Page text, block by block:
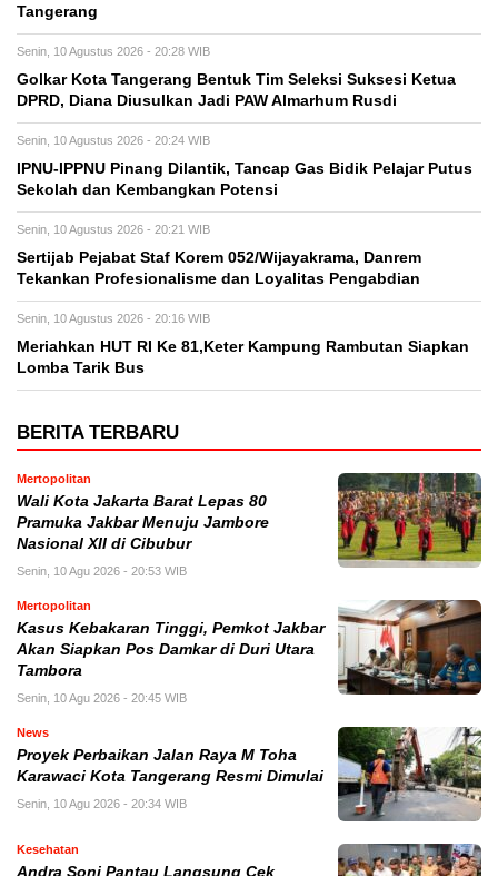
Tangerang
Senin, 10 Agustus 2026 - 20:28 WIB
Golkar Kota Tangerang Bentuk Tim Seleksi Suksesi Ketua
DPRD, Diana Diusulkan Jadi PAW Almarhum Rusdi
Senin, 10 Agustus 2026 - 20:24 WIB
IPNU-IPPNU Pinang Dilantik, Tancap Gas Bidik Pelajar Putus
Sekolah dan Kembangkan Potensi
Senin, 10 Agustus 2026 - 20:21 WIB
Sertijab Pejabat Staf Korem 052/Wijayakrama, Danrem
Tekankan Profesionalisme dan Loyalitas Pengabdian
Senin, 10 Agustus 2026 - 20:16 WIB
Meriahkan HUT RI Ke 81,Keter Kampung Rambutan Siapkan
Lomba Tarik Bus
BERITA TERBARU
Mertopolitan
Wali Kota Jakarta Barat Lepas 80
Pramuka Jakbar Menuju Jambore
Nasional XII di Cibubur
Senin, 10 Agu 2026 - 20:53 WIB
Mertopolitan
Kasus Kebakaran Tinggi, Pemkot Jakbar
Akan Siapkan Pos Damkar di Duri Utara
Tambora
Senin, 10 Agu 2026 - 20:45 WIB
News
Proyek Perbaikan Jalan Raya M Toha
Karawaci Kota Tangerang Resmi Dimulai
Senin, 10 Agu 2026 - 20:34 WIB
Kesehatan
Andra Soni Pantau Langsung Cek